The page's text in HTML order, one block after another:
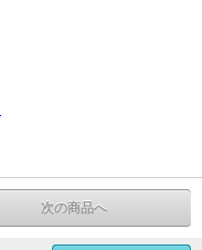
次の商品へ